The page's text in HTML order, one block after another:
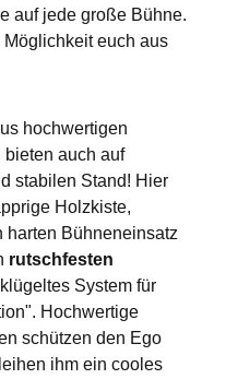
auf jede große Bühne.
euch aus
hochwertigen
bieten auch auf
stabilen Stand! Hier
Holzkiste,
harten Bühneneinsatz
rutschfesten
System für
Hochwertige
schützen den Ego
ihm ein cooles